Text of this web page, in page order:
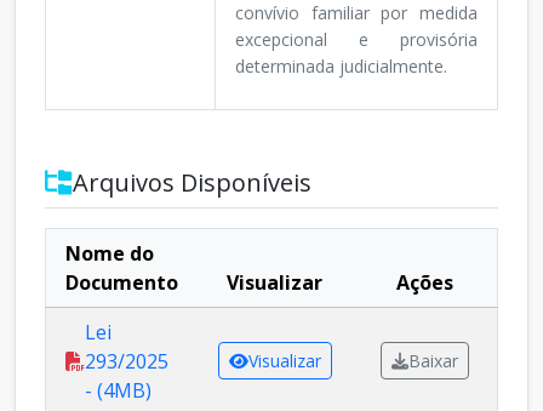
convívio familiar por medida
excepcional e provisória
determinada judicialmente.
Arquivos Disponíveis
Nome do
Documento
Visualizar
Ações
Lei
293/2025
- (4MB)
Visualizar Baixar